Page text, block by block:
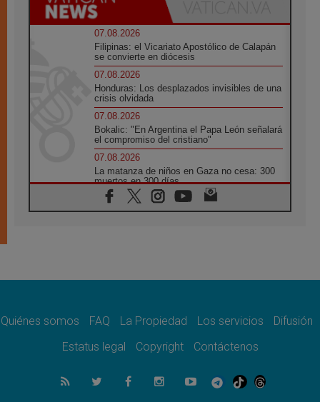
07.08.2026
Filipinas: el Vicariato Apostólico de Calapán
se convierte en diócesis
07.08.2026
Honduras: Los desplazados invisibles de una
crisis olvidada
07.08.2026
Bokalic: "En Argentina el Papa León señalará
el compromiso del cristiano"
07.08.2026
La matanza de niños en Gaza no cesa: 300
muertos en 300 días
07.08.2026
Tagle: La guerra desfigura el mundo, solo la
como misión al servicio del Evangelio
SIGNIS 2026, dar voz a las religiosas en el
07.08.2026
Lanzan un proyecto de empoderamiento
Quiénes somos FAQ La Propiedad Los servicios
Difusión
Estatus legal
Copyright Contáctenos